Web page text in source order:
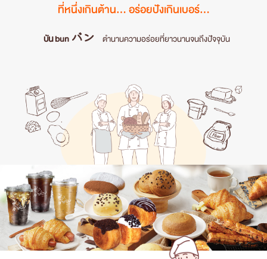
ที่หนึ่งเกินต้าน... อร่อยปังเกินเบอร์...
บัน bun バン ตำนานความอร่อยที่ยาวนานจนถึงปัจจุบัน